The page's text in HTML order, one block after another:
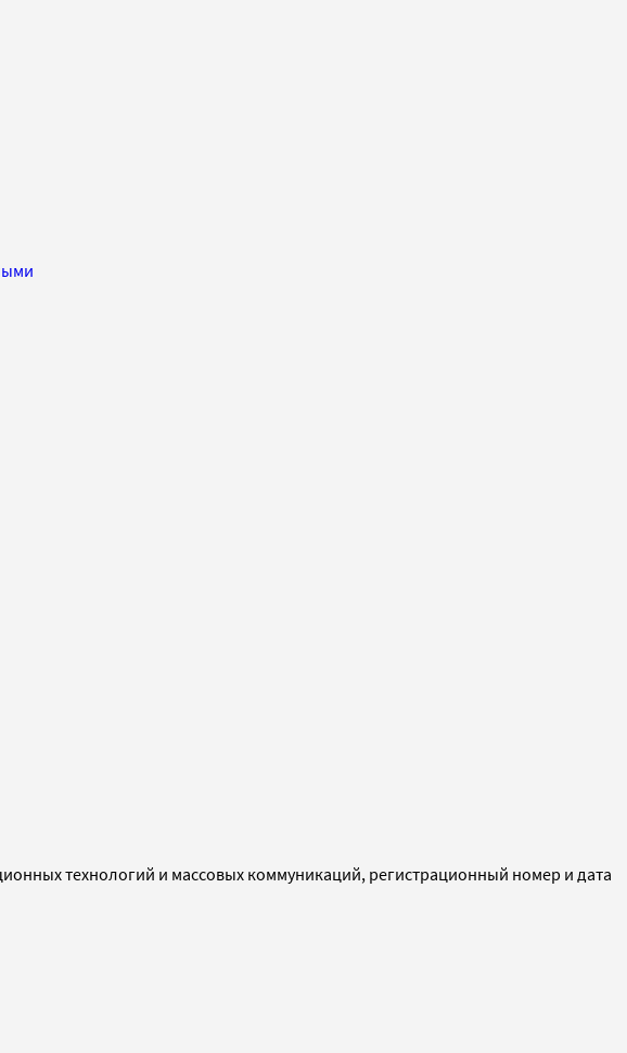
технологий и массовых коммуникаций, регистрационный номер и дата